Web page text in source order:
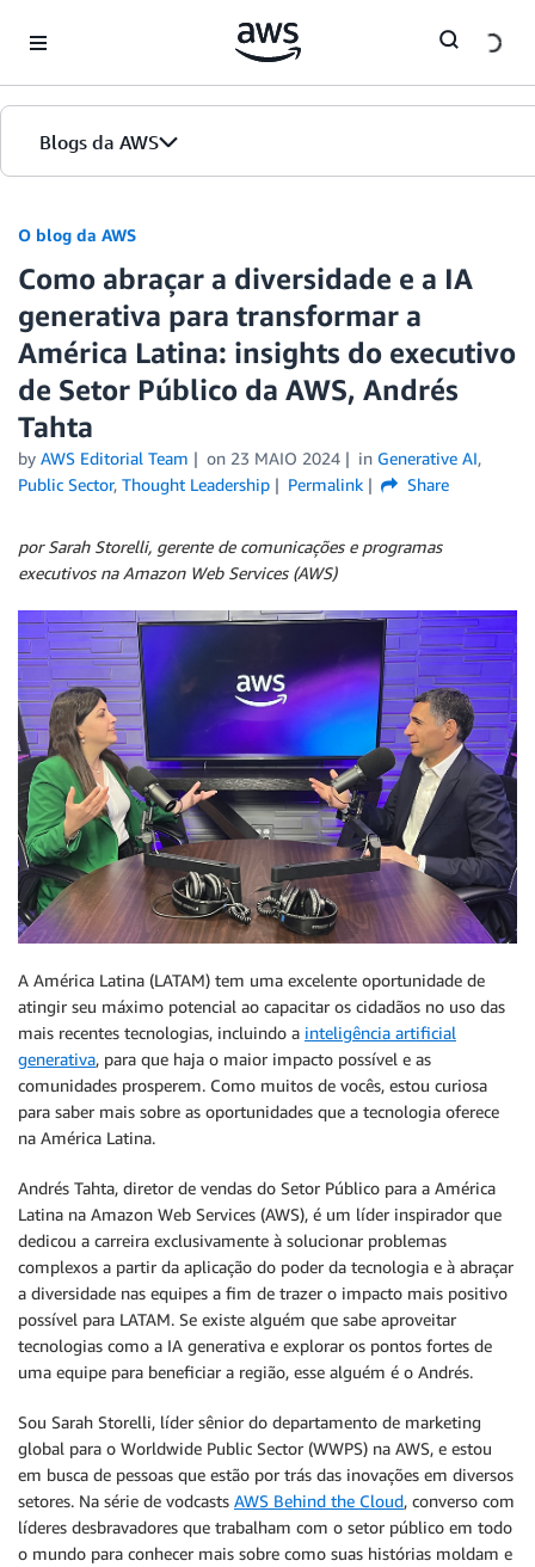
Blogs da AWS
Página inicial
Edições
O blog da AWS
Como abraçar a diversidade e a IA
generativa para transformar a
América Latina: insights do executivo
de Setor Público da AWS, Andrés
Tahta
by AWS Editorial Team on 23 MAIO 2024 in Generative AI,
Public Sector, Thought Leadership Permalink Share
por Sarah Storelli, gerente de comunicações e programas
executivos na Amazon Web Services (AWS)
A América Latina (LATAM) tem uma excelente oportunidade de
atingir seu máximo potencial ao capacitar os cidadãos no uso das
mais recentes tecnologias, incluindo a inteligência artificial
generativa, para que haja o maior impacto possível e as
comunidades prosperem. Como muitos de vocês, estou curiosa
para saber mais sobre as oportunidades que a tecnologia oferece
na América Latina.
Andrés Tahta, diretor de vendas do Setor Público para a América
Latina na Amazon Web Services (AWS), é um líder inspirador que
dedicou a carreira exclusivamente à solucionar problemas
complexos a partir da aplicação do poder da tecnologia e à abraçar
a diversidade nas equipes a fim de trazer o impacto mais positivo
possível para LATAM. Se existe alguém que sabe aproveitar
tecnologias como a IA generativa e explorar os pontos fortes de
uma equipe para beneficiar a região, esse alguém é o Andrés.
Sou Sarah Storelli, líder sênior do departamento de marketing
global para o Worldwide Public Sector (WWPS) na AWS, e estou
em busca de pessoas que estão por trás das inovações em diversos
setores. Na série de vodcasts AWS Behind the Cloud, converso com
líderes desbravadores que trabalham com o setor público em todo
o mundo para conhecer mais sobre como suas histórias moldam e